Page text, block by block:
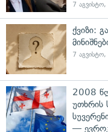
7
ქვიზი:
7
2008
უთხრის
—